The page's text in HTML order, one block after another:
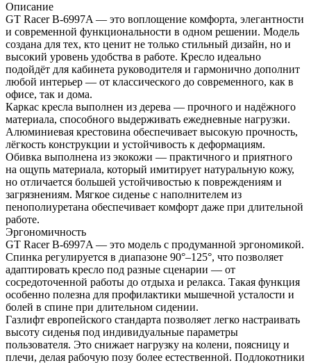
Описание
GT Racer B-6997A — это воплощение комфорта, элегантности
и современной функциональности в одном решении. Модель
создана для тех, кто ценит не только стильный дизайн, но и
высокий уровень удобства в работе. Кресло идеально
подойдёт для кабинета руководителя и гармонично дополнит
любой интерьер — от классического до современного, как в
офисе, так и дома.
Каркас кресла выполнен из дерева — прочного и надёжного
материала, способного выдерживать ежедневные нагрузки.
Алюминиевая крестовина обеспечивает высокую прочность,
лёгкость конструкции и устойчивость к деформациям.
Обивка выполнена из экокожи — практичного и приятного
на ощупь материала, который имитирует натуральную кожу,
но отличается большей устойчивостью к повреждениям и
загрязнениям. Мягкое сиденье с наполнителем из
пенополиуретана обеспечивает комфорт даже при длительной
работе.
Эргономичность
GT Racer B-6997A — это модель с продуманной эргономикой.
Спинка регулируется в диапазоне 90°–125°, что позволяет
адаптировать кресло под разные сценарии — от
сосредоточенной работы до отдыха и релакса. Такая функция
особенно полезна для профилактики мышечной усталости и
болей в спине при длительном сидении.
Газлифт европейского стандарта позволяет легко настраивать
высоту сиденья под индивидуальные параметры
пользователя. Это снижает нагрузку на колени, поясницу и
плечи, делая рабочую позу более естественной. Подлокотники